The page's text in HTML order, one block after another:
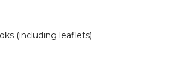
(including leaflets)